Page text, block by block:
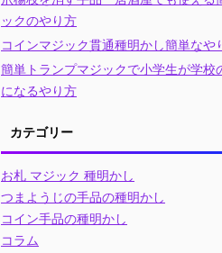
ックのやり方
コインマジック貫通種明かし簡単なや
簡単トランプマジックで小学生が学校
になるやり方
カテゴリー
お札 マジック 種明かし
つまようじの手品の種明かし
コイン手品の種明かし
コラム